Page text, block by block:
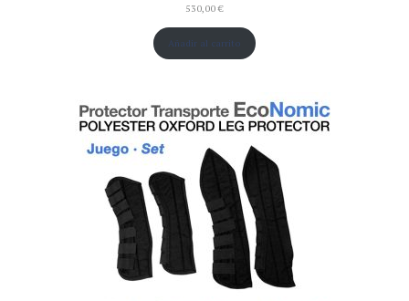
530,00€
Añadir al carrito